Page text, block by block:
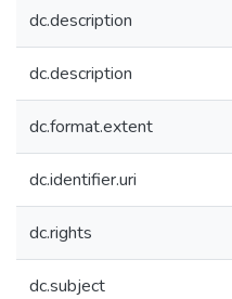
dc.description
dc.description
dc.format.extent
dc.identifier.uri
dc.rights
dc.subject